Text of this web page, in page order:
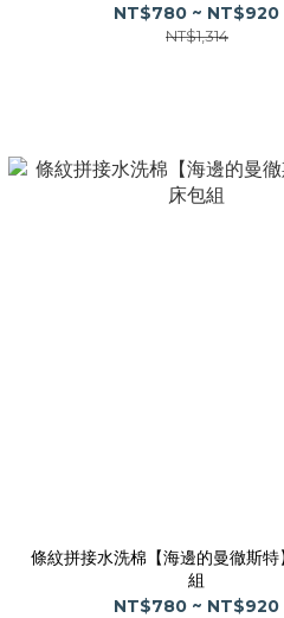
NT$780 ~ NT$920
NT$1,314
條紋拼接水洗棉【海邊的曼徹斯
組
NT$780 ~ NT$920